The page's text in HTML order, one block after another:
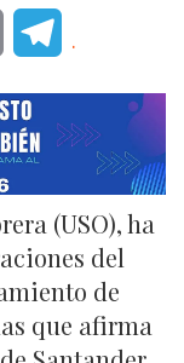
Email .
(USO), ha
del
de
que afirma